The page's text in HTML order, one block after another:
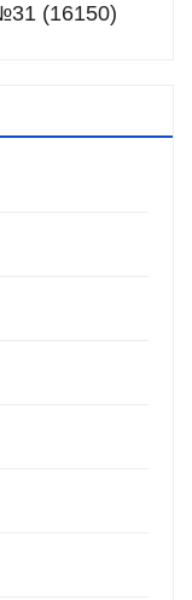
(16150)